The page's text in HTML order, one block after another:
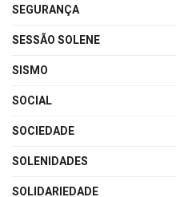
SEGURANÇA
SESSÃO SOLENE
SISMO
SOCIAL
SOCIEDADE
SOLENIDADES
SOLIDARIEDADE